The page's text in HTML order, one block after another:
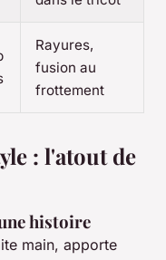
Rayures,
fusion au
frottement
: l'atout de
histoire
main, apporte